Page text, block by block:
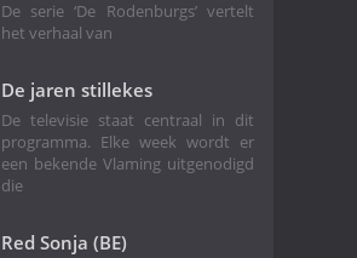
De serie ‘De Rodenburgs’ vertelt
het verhaal van
De jaren stillekes
De televisie staat centraal in dit
programma. Elke week wordt er
een bekende Vlaming uitgenodigd
die
Red Sonja (BE)